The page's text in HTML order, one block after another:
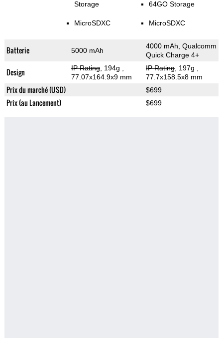
Storage
MicroSDXC
64GO Storage
MicroSDXC
Batterie 5000 mAh
4000 mAh, Qualcomm
Quick Charge 4+
Design IP Rating, 194g
77.07x164.9x9 mm
IP Rating, 197g
77.7x158.5x8 mm
Prix du marché (USD) $699
Prix (au Lancement) $699